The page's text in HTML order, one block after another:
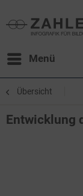
Menü
Übersicht
Entwicklung